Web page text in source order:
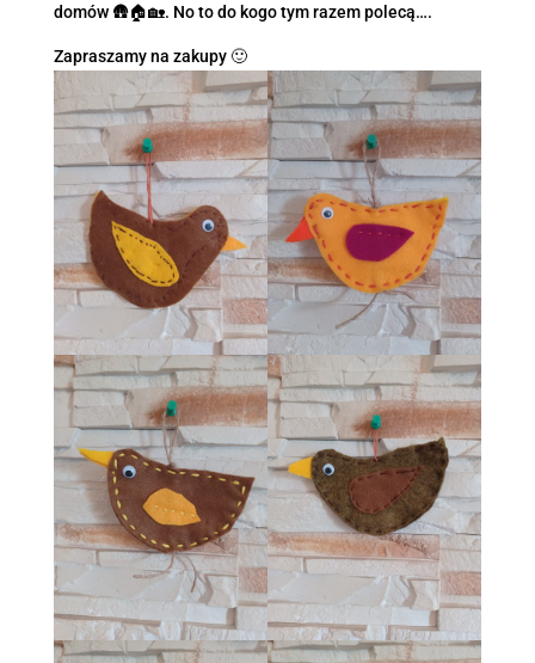
domów 🛖🏠🏡. No to do kogo tym razem polecą….
Zapraszamy na zakupy 🙂